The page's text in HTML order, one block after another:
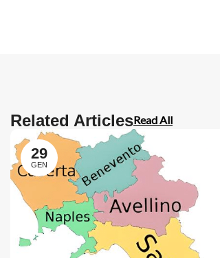
Related ArticlesRead All
29
GEN